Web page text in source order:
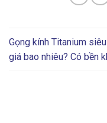
Gọng kính Titanium
giá bao nhiêu? Có bền